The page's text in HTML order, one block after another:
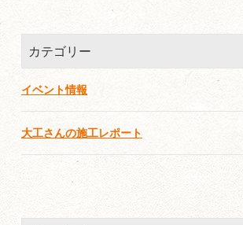
カテゴリー
イベント情報
大工さんの施工レポート